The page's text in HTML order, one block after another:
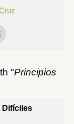
"Principios
Difíciles